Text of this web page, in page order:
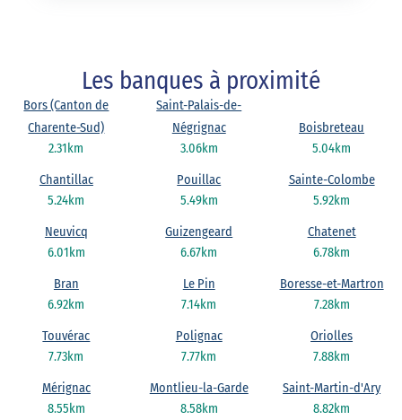
Les banques à proximité
2.31km
Bors (Canton de
Charente-Sud)
3.06km
Saint-Palais-de-
Négrignac
5.04km
Boisbreteau
5.24km
Chantillac
5.49km
Pouillac
5.92km
Sainte-Colombe
6.01km
Neuvicq
6.67km
Guizengeard
6.78km
Chatenet
6.92km
Bran
7.14km
Le Pin
7.28km
Boresse-et-Martron
7.73km
Touvérac
7.77km
Polignac
7.88km
Oriolles
8.55km
Mérignac
8.58km
Montlieu-la-Garde
8.82km
Saint-Martin-d'Ary